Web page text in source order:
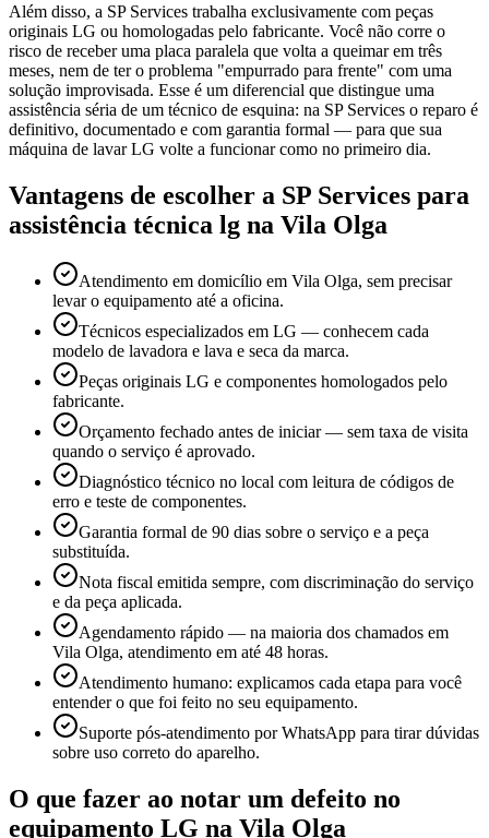
Além disso, a SP Services trabalha exclusivamente com peças
originais LG ou homologadas pelo fabricante. Você não corre o
risco de receber uma placa paralela que volta a queimar em três
meses, nem de ter o problema "empurrado para frente" com uma
solução improvisada. Esse é um diferencial que distingue uma
assistência séria de um técnico de esquina: na SP Services o reparo é
definitivo, documentado e com garantia formal — para que sua
máquina de lavar LG volte a funcionar como no primeiro dia.
Vantagens de escolher a SP Services para
assistência técnica lg na Vila Olga
Atendimento em domicílio em Vila Olga, sem precisar
levar o equipamento até a oficina.
Técnicos especializados em LG — conhecem cada
modelo de lavadora e lava e seca da marca.
Peças originais LG e componentes homologados pelo
fabricante.
Orçamento fechado antes de iniciar — sem taxa de visita
quando o serviço é aprovado.
Diagnóstico técnico no local com leitura de códigos de
erro e teste de componentes.
Garantia formal de 90 dias sobre o serviço e a peça
substituída.
Nota fiscal emitida sempre, com discriminação do serviço
e da peça aplicada.
Agendamento rápido — na maioria dos chamados em
Vila Olga, atendimento em até 48 horas.
Atendimento humano: explicamos cada etapa para você
entender o que foi feito no seu equipamento.
Suporte pós-atendimento por WhatsApp para tirar dúvidas
sobre uso correto do aparelho.
O que fazer ao notar um defeito no
equipamento LG na Vila Olga